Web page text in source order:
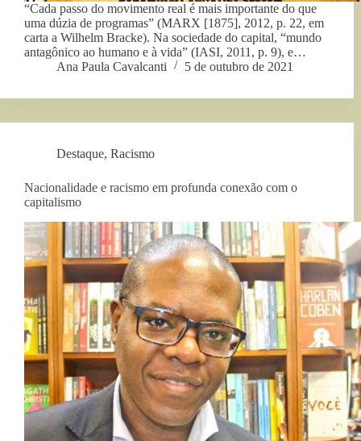
“Cada passo do movimento real é mais importante do que
uma dúzia de programas” (MARX [1875], 2012, p. 22, em
carta a Wilhelm Bracke). Na sociedade do capital, “mundo
antagônico ao humano e à vida” (IASI, 2011, p. 9), e…
Ana Paula Cavalcanti
5 de outubro de 2021
Destaque, Racismo
Nacionalidade e racismo em profunda conexão com o
capitalismo